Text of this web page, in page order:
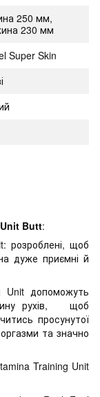
250 мм,
230 мм
Super Skin
Butt:
розроблені, щоб
дуже приємні й
Unit допоможуть
рухів, щоб
просунутої
оргазми та значно
Training Unit